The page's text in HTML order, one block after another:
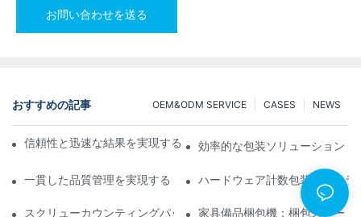
お問い合わせを送る
おすすめの記事 NEWS
CASES
OEM&ODM SERVICE
信頼性と迅速な結果を実現するスクリューカウンティング包装機
効率的な包装ソリューション：
一貫した品質管理を実現するトップクラスのハードウェア包装機
ハードウェア計数包装機：エ
スクリューカウンティングパッキングマシン：効率的なパッキン
家具備品梱包機：梱包スピード